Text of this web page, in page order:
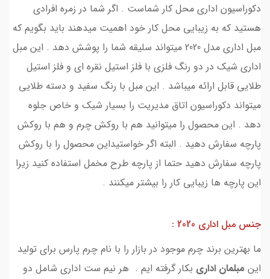
دکوراسیون اداری محل کار شماست . اگر شما در زمره افرادی
هستید که به زیبایی محل کار خود اهمیت میدهند باید بگویم که
مبل اداری مدل 2020 میتواند سلیقه شما را پوشش دهد . این مبل
اداری شیک در دو رنگ فلزی با فلز استیل نقره ای و فلز استیل
طلایی قابل ارائه میباشد . این مبل با رنگ سفید و دسته طلایی
میتواند دکوراسیون اتاق مدیریت را بسیار شیک و خاص جلوه
دهد . این محصول را میتوانید هم با روکش چرم و هم با روکش
پارچه سفارش دهید . البته اگر خواستیداین محصول را با روکش
پارچه سفارش دهید حتما از پارچه طرح مخمل استفاده کنید زیرا
این پارچه ها زیبایی کار را بیشتر میکنند .
جنس مبل اداری 2020 :
ما بهترین برند چرم موجود در بازار را با نام چرم پارس برای تولید
این مبلمان اداری بکار گرفته ایم . هر نیم ست اداری شامل دو